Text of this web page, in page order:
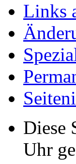
Links
Diese
Uhr